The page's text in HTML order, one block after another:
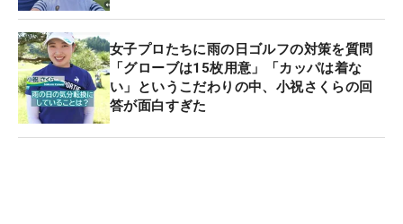
女子プロたちに雨の日ゴルフの対策を質問
「グローブは15枚用意」「カッパは着な
い」というこだわりの中、小祝さくらの回
答が面白すぎた